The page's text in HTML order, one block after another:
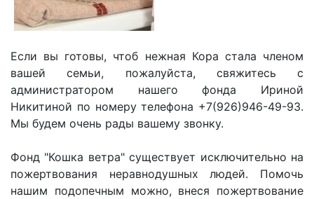
Если вы готовы, чтоб нежная Кора стала членом
вашей семьи, пожалуйста, свяжитесь с
администратором нашего фонда Ириной
Никитиной по номеру телефона +7(926)946-49-93.
Мы будем очень рады вашему звонку.
Фонд "Кошка ветра" существует исключительно на
пожертвования неравнодушных людей. Помочь
нашим подопечным можно, внеся пожертвование